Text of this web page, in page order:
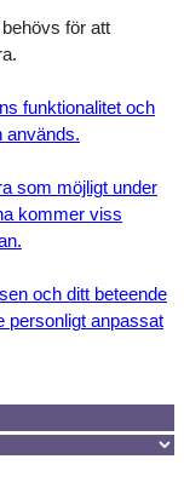
för att
funktionalitet och
används.
som möjligt under
kommer viss
och ditt beteende
personligt anpassat